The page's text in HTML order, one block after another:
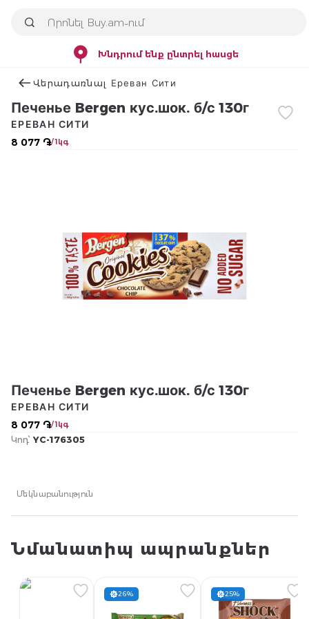
Խնդրում ենք ընտրել հասցե
Վերադառնալ Ереван Сити
Печенье Bergen кус.шок. б/с 130г
8 077 ֏/ 1կգ
ЕРЕВАН СИТИ
Печенье Bergen кус.шок. б/с 130г
8 077 ֏/ 1կգ
ЕРЕВАН СИТИ
Կոդ՝ YC-176305
Մեկնաբանություն
Նմանատիպ ապրանքներ
26% 25%